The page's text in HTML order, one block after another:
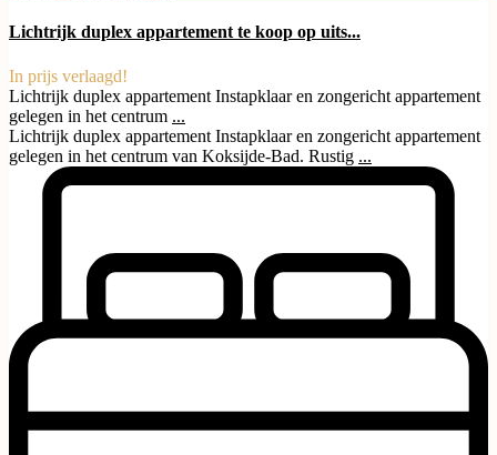
Lichtrijk duplex appartement te koop op uits...
In prijs verlaagd!
Lichtrijk duplex appartement Instapklaar en zongericht appartement
gelegen in het centrum ...
Lichtrijk duplex appartement Instapklaar en zongericht appartement
gelegen in het centrum van Koksijde-Bad. Rustig ...